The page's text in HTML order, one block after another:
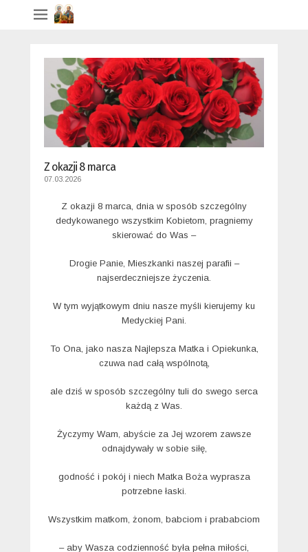
Z okazji 8 marca
07.03.2026
Z okazji 8 marca, dnia w sposób szczególny
dedykowanego wszystkim Kobietom, pragniemy
skierować do Was –
Drogie Panie, Mieszkanki naszej parafii –
najserdeczniejsze życzenia.
W tym wyjątkowym dniu nasze myśli kierujemy ku
Medyckiej Pani.
To Ona, jako nasza Najlepsza Matka i Opiekunka,
czuwa nad całą wspólnotą,
ale dziś w sposób szczególny tuli do swego serca
każdą z Was.
Życzymy Wam, abyście za Jej wzorem zawsze
odnajdywały w sobie siłę,
godność i pokój i niech Matka Boża wyprasza
potrzebne łaski.
Wszystkim matkom, żonom, babciom i prababciom
– aby Wasza codzienność była pełna miłości,